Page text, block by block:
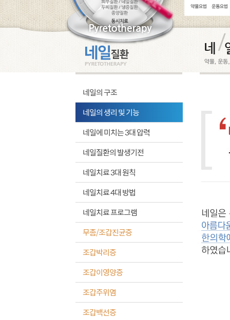
네일의 구조
네일의 생리 및 기능
네일에 미치는 3대 압력
네일질환의 발생기전
네일치료 3대 원칙
네일치료 4대 방법
네일치료 프로그램
무좀/조갑진균증
조갑박리증
조갑이영양증
조갑주위염
조갑백선증